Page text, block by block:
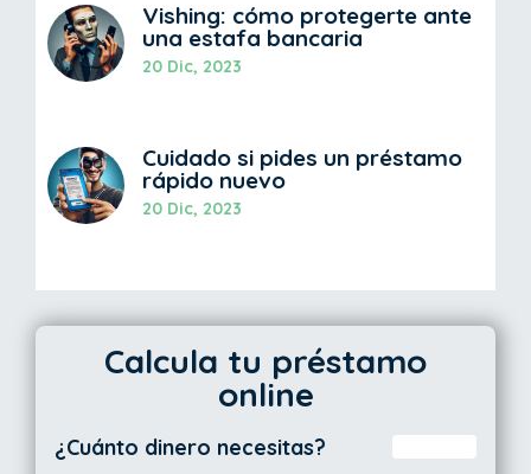
Vishing: cómo protegerte ante
una estafa bancaria
20 Dic, 2023
Cuidado si pides un préstamo
rápido nuevo
20 Dic, 2023
Calcula tu préstamo
online
¿Cuánto dinero necesitas?